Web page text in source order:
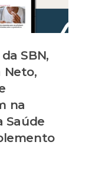
SBN,
Neto,
na
Saúde